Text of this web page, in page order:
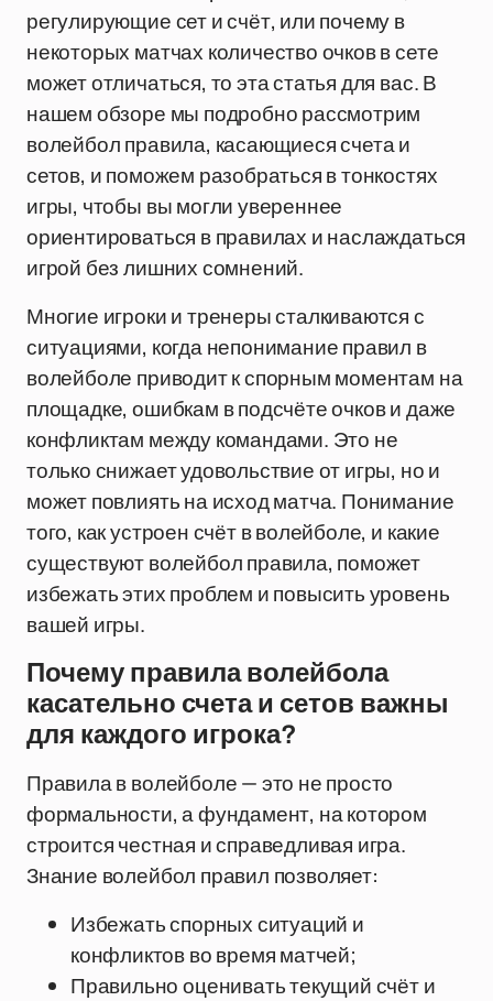
регулирующие сет и счёт, или почему в
некоторых матчах количество очков в сете
может отличаться, то эта статья для вас. В
нашем обзоре мы подробно рассмотрим
волейбол правила, касающиеся счета и
сетов, и поможем разобраться в тонкостях
игры, чтобы вы могли увереннее
ориентироваться в правилах и наслаждаться
игрой без лишних сомнений.
Многие игроки и тренеры сталкиваются с
ситуациями, когда непонимание правил в
волейболе приводит к спорным моментам на
площадке, ошибкам в подсчёте очков и даже
конфликтам между командами. Это не
только снижает удовольствие от игры, но и
может повлиять на исход матча. Понимание
того, как устроен счёт в волейболе, и какие
существуют волейбол правила, поможет
избежать этих проблем и повысить уровень
вашей игры.
Почему правила волейбола
касательно счета и сетов важны
для каждого игрока?
Правила в волейболе — это не просто
формальности, а фундамент, на котором
строится честная и справедливая игра.
Знание волейбол правил позволяет:
Избежать спорных ситуаций и
конфликтов во время матчей;
Правильно оценивать текущий счёт и